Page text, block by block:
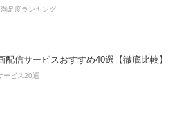
足度ランキング
配信サービスおすすめ40選【徹底比較】
ービス20選